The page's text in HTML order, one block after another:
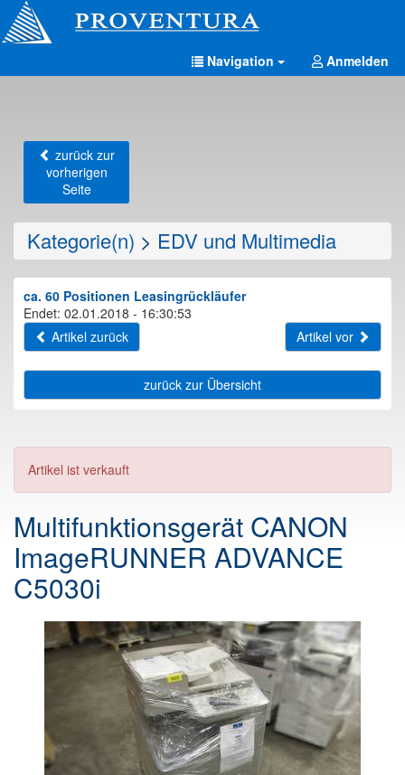
Navigation Anmelden
zurück zur
vorherigen
Seite
Kategorie(n) > EDV und Multimedia
ca. 60 Positionen Leasingrückläufer
Endet: 02.01.2018 - 16:30:53
Artikel zurück
Artikel vor
zurück zur Übersicht
Artikel ist verkauft
Multifunktionsgerät CANON
ImageRUNNER ADVANCE
C5030i